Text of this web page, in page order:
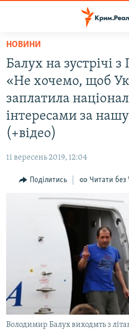
Перейти
основного
матеріалу
до
основної
навігації
Перейти
до
ВОДА.КРИМ
БЛОГИ
ІНТЕРВ'Ю
ВСЕ ЗА ДЕНЬ
СПЕЦПРОЕКТИ
ВІДЕОУРОКИ «ELIFBE»
СВІДЧЕННЯ ОКУПАЦІЇ
УКРАЇНСЬКА ПРОБЛЕМА КРИМУ
ІНФОГРАФІКА
ЯК ОБІЙТИ БЛОКУВАННЯ
Qırımtatar
ДОЛУЧАЙСЯ!
НОВИНИ
Балух на зустрічі
«Не хочемо, щоб
заплатила
інтересами за
(+відео)
11 вересень 2019, 12:04
Поділитись Читати без
Володимир Балух виходмть з